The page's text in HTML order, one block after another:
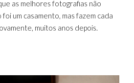
as melhores fotografias não
um casamento, mas fazem cada
muitos anos depois.